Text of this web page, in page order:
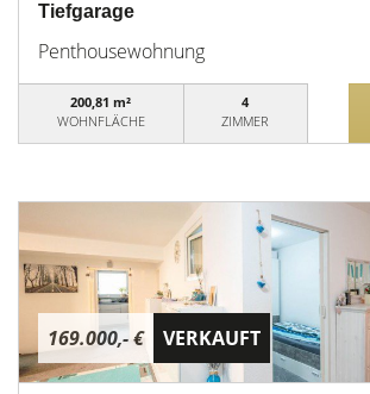
Tiefgarage
Penthousewohnung
200,81 m²
WOHNFLÄCHE
4
ZIMMER
169.000,- € VERKAUFT